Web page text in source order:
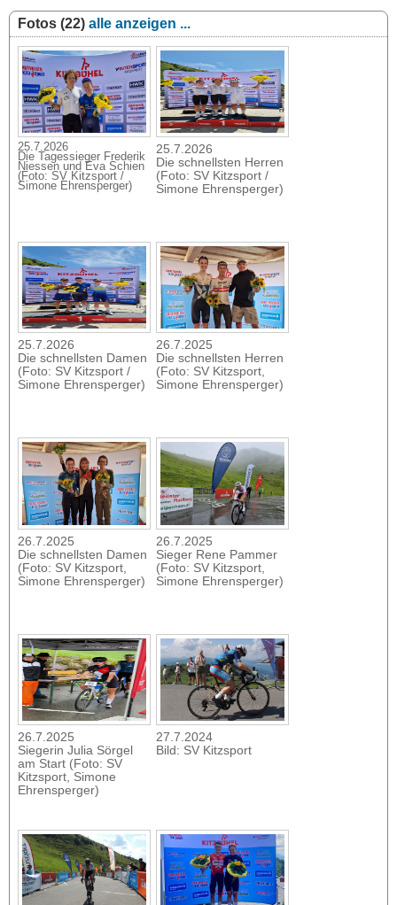
Fotos (22) alle anzeigen ...
25.7.2026
Die Tagessieger Frederik
Niessen und Eva Schien
(Foto: SV Kitzsport /
Simone Ehrensperger)
25.7.2026
Die schnellsten Herren
(Foto: SV Kitzsport /
Simone Ehrensperger)
25.7.2026
Die schnellsten Damen
(Foto: SV Kitzsport /
Simone Ehrensperger)
26.7.2025
Die schnellsten Herren
(Foto: SV Kitzsport,
Simone Ehrensperger)
26.7.2025
Die schnellsten Damen
(Foto: SV Kitzsport,
Simone Ehrensperger)
26.7.2025
Sieger Rene Pammer
(Foto: SV Kitzsport,
Simone Ehrensperger)
26.7.2025
Siegerin Julia Sörgel
am Start (Foto: SV
Kitzsport, Simone
Ehrensperger)
27.7.2024
Bild: SV Kitzsport